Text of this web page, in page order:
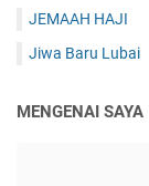
JEMAAH HAJI
Jiwa Baru Lubai
MENGENAI SAYA